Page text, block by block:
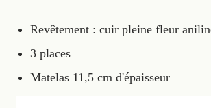
Revêtement : cuir pleine fleur
3 places
Matelas 11,5 cm d'épaisseur